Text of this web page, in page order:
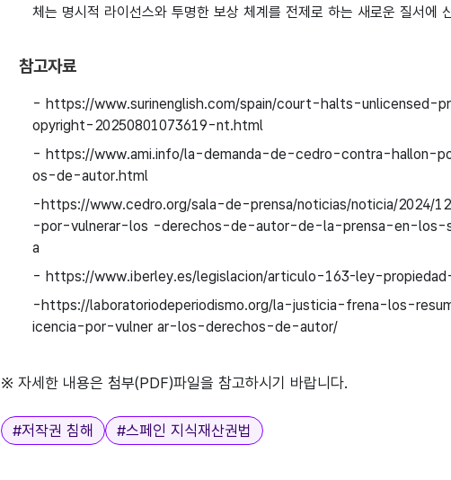
체는 명시적 라이선스와 투명한 보상 체계를 전제로 하는 새로운 질서에
참고자료
- https://www.surinenglish.com/spain/court-halts-unlicensed-
opyright-20250801073619-nt.html
- https://www.ami.info/la-demanda-de-cedro-contra-hallon-
os-de-autor.html
-https://www.cedro.org/sala-de-prensa/noticias/noticia/2024/
-por-vulnerar-los -derechos-de-autor-de-la-prensa-en-los-
a
- https://www.iberley.es/legislacion/articulo-163-ley-
-https://laboratoriodeperiodismo.org/la-justicia-frena-los-
icencia-por-vulner ar-los-derechos-de-autor/
※ 자세한 내용은 첨부(PDF)파일을 참고하시기 바랍니다.
태그
#저작권 침해 #스페인 지식재산권법